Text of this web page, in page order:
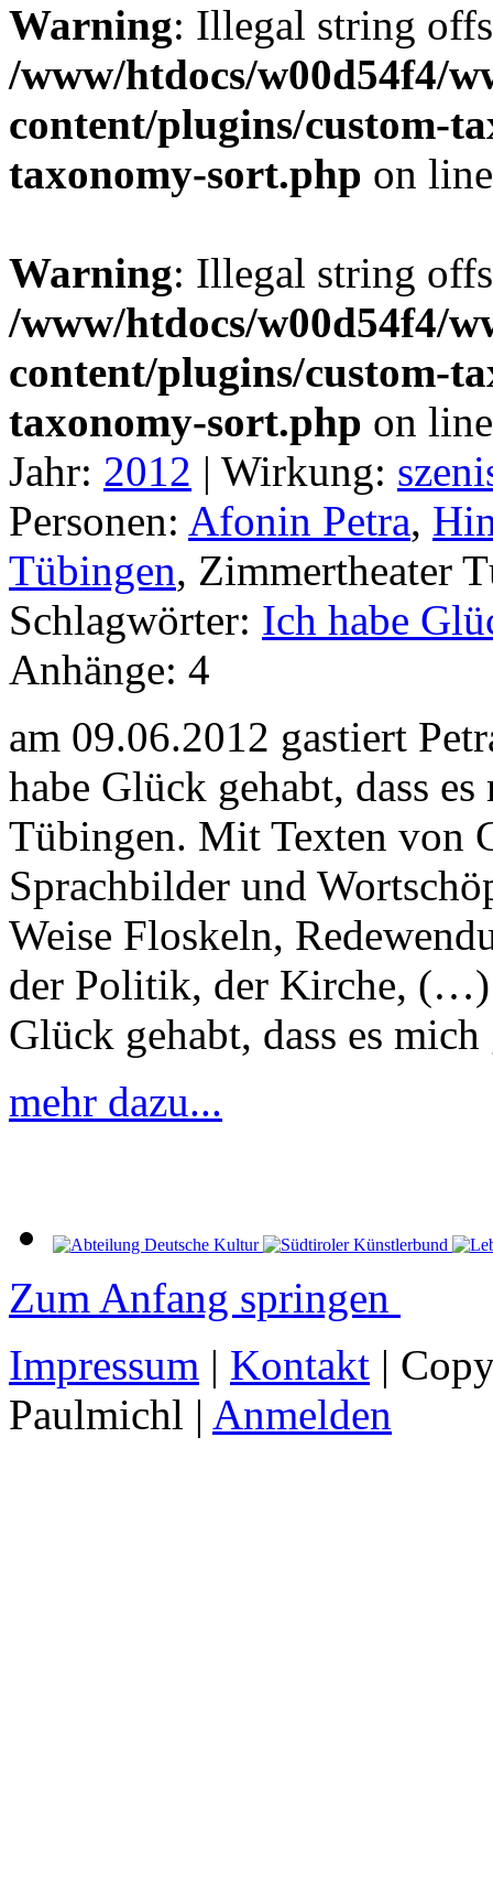
Warning: Illegal string
/www/htdocs/w00d54f4/
content/plugins/custom-
taxonomy-sort.php on
Warning: Illegal string
/www/htdocs/w00d54f4/
content/plugins/custom-
taxonomy-sort.php on
Jahr: 2012 | Wirkung:
Personen: Afonin Petra,
Tübingen, Zimmertheater
Schlagwörter: Ich habe
Anhänge: 4
am 09.06.2012 gastiert
habe Glück gehabt, dass
Tübingen. Mit Texten von
Sprachbilder und
Weise Floskeln,
der Politik, der Kirche, (…)
Glück gehabt, dass es
mehr dazu...
Zum Anfang springen
Impressum | Kontakt |
Paulmichl | Anmelden